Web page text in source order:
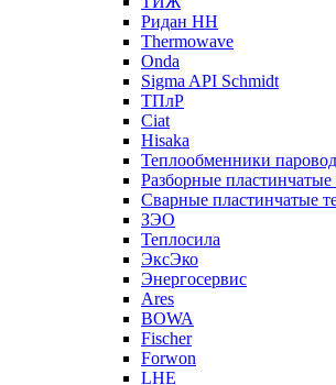
Ридан НН
Thermowave
Onda
Sigma API Schmidt
ТПлР
Ciat
Hisaka
Теплообменники
Разборные
Сварные пластинчатые
ЗЭО
Теплосила
ЭксЭко
Энергосервис
Ares
BOWA
Fischer
Forwon
LHE